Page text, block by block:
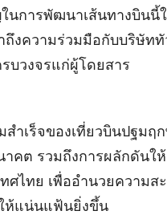
นการพัฒนาเส้นทางบินนี้
งความร่วมมือกับบริษัท
วงจรแก่ผู้โดยสาร
ำเร็จของเที่ยวบินปฐมฤ
คต รวมถึงการผลักดันให้
ศไทย เพื่ออำนวยความส
ห้แน่นแฟ้นยิ่งขึ้น